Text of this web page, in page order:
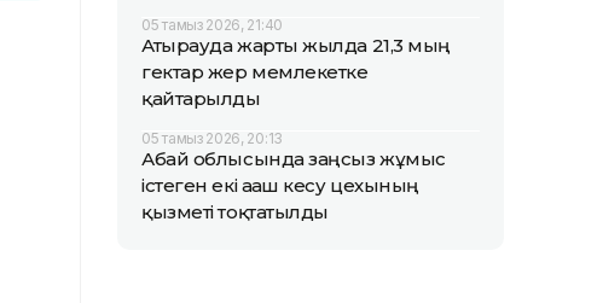
05 тамыз 2026, 21:40
Атырауда жарты жылда 21,3 мың
гектар жер мемлекетке
қайтарылды
05 тамыз 2026, 20:13
Абай облысында заңсыз жұмыс
істеген екі ағаш кесу цехының
қызметі тоқтатылды